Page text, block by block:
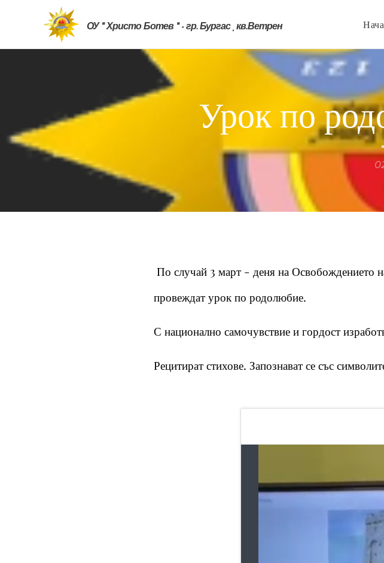
ОУ " Христо Ботев " - гр. Бургас , кв.Ветрен
Урок по
По случай 3 март - деня на Освобождението
провеждат урок по родолюбие.
С национално самочувствие и гордост
Рецитират стихове. Запознават се със